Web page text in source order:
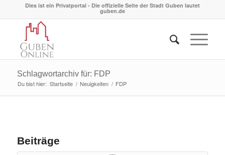
Dies ist ein Privatportal - Die offizielle Seite der Stadt Guben lautet
guben.de
Schlagwortarchiv für: FDP
Du bist hier: Startseite / Neuigkeiten / FDP
Beiträge